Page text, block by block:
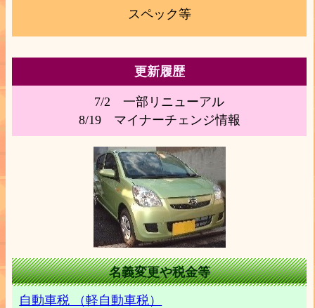
スペック等
更新履歴
7/2 一部リニューアル
8/19 マイナーチェンジ情報
名義変更や税金等
自動車税 （軽自動車税）